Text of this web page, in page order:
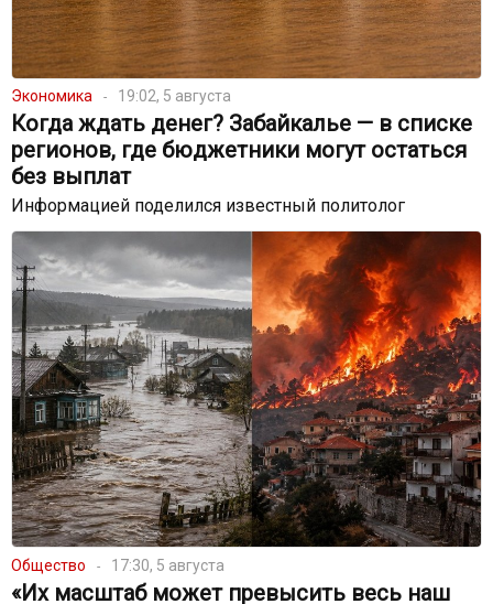
Экономика 19:02, 5 августа
Когда ждать денег? Забайкалье — в списке
регионов, где бюджетники могут остаться
без выплат
Информацией поделился известный политолог
Общество 17:30, 5 августа
«Их масштаб может превысить весь наш